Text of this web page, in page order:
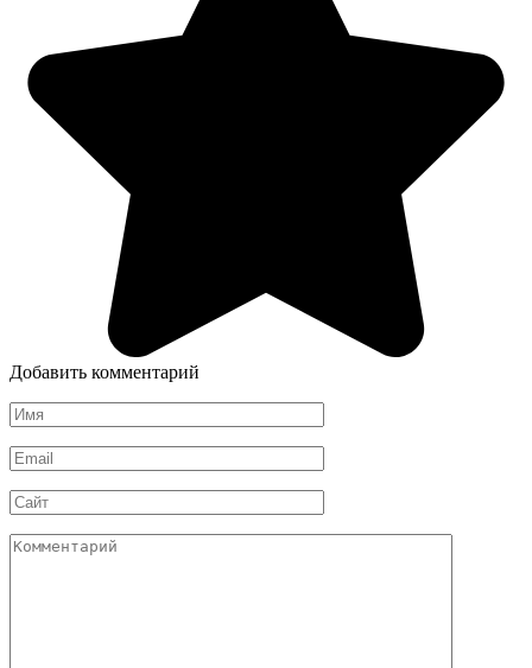
Добавить комментарий
Имя
*
Email
*
Сайт
Комментарий